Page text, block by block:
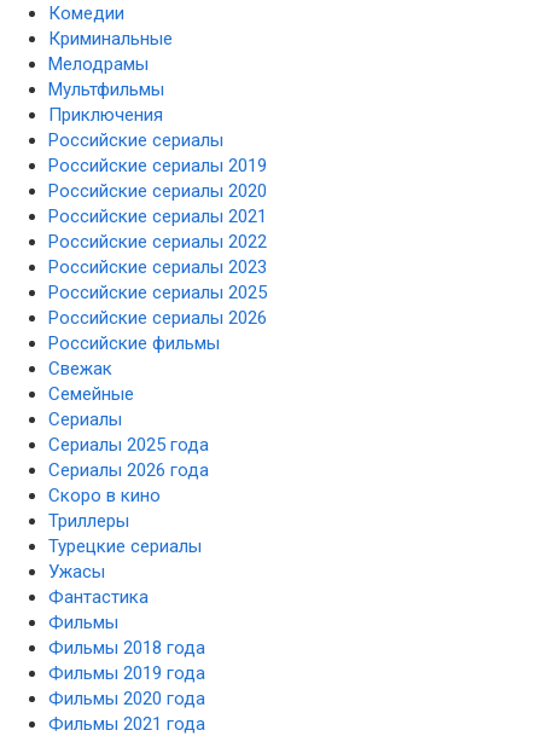
Комедии
Криминальные
Мелодрамы
Мультфильмы
Приключения
Российские сериалы
Российские сериалы 2019
Российские сериалы 2020
Российские сериалы 2021
Российские сериалы 2022
Российские сериалы 2023
Российские сериалы 2025
Российские сериалы 2026
Российские фильмы
Свежак
Семейные
Сериалы
Сериалы 2025 года
Сериалы 2026 года
Скоро в кино
Триллеры
Турецкие сериалы
Ужасы
Фантастика
Фильмы
Фильмы 2018 года
Фильмы 2019 года
Фильмы 2020 года
Фильмы 2021 года